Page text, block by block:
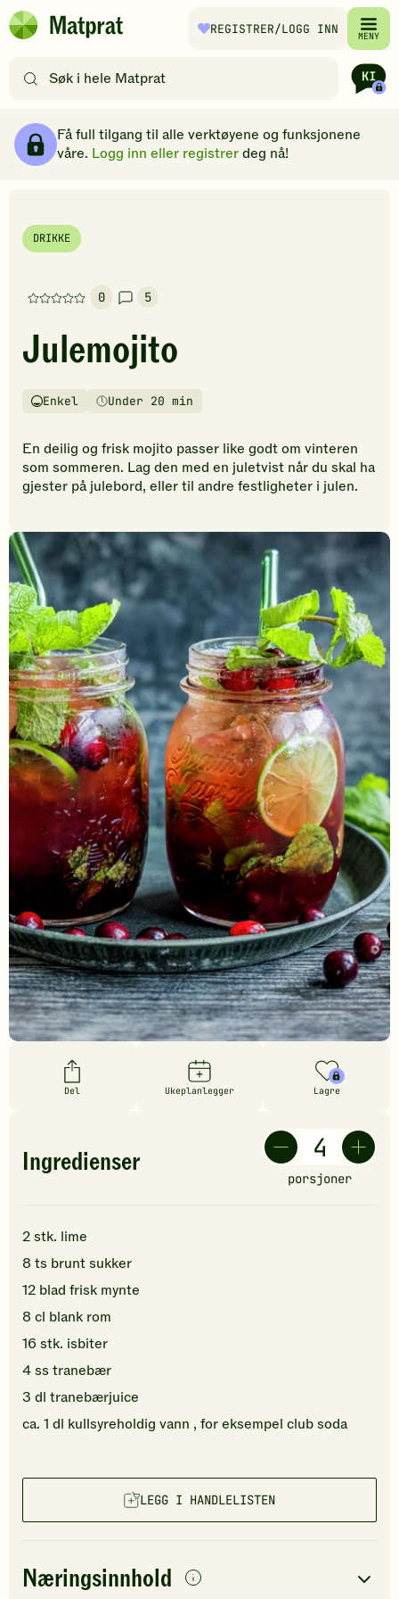
Hopp til hovedinnhold
Matprat
REGISTRER/LOGG INN MENY
etter
filtre
Få full tilgang til alle verktøyene og funksjonene
våre. Logg inn eller registrerdeg nå!
DRIKKE
0
Denne
har
foreløpig
vurderinger.
den
første
til
denne
oppskriften.
5
Julemojito
Vanskelighetsgrad
Enkel
TilberedningstidUnder 20 min
En deilig og frisk mojito passer like godt om vinteren
som sommeren. Lag den med en juletvist når du skal ha
gjester på julebord, eller til andre festligheter i julen.
Del Ukeplanlegger Lagre
Ingredienser
porsjoner
2stk. lime
8 ts brunt sukker
12 blad frisk mynte
8 cl blank rom
16 stk. isbiter
4ss tranebær
3 dl tranebærjuice
ca. 1 dl kullsyreholdig vann , for eksempel club soda
LEGG I HANDLELISTEN
Næringsinnhold